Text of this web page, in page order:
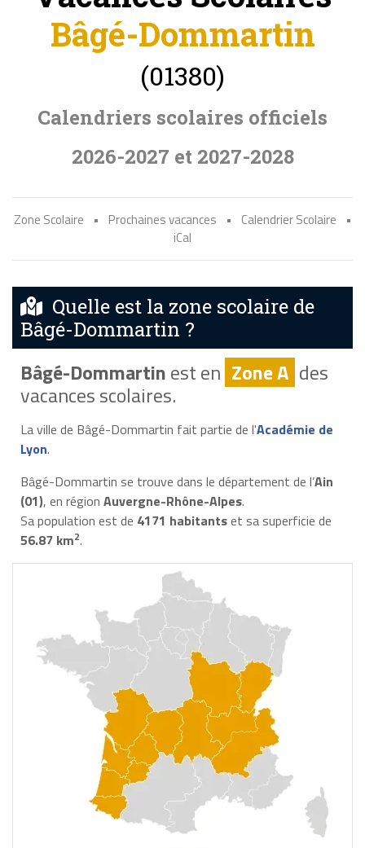
Bâgé-Dommartin
(01380)
Calendriers scolaires officiels
2026-2027 et 2027-2028
Zone Scolaire • Prochaines vacances • Calendrier Scolaire
•
iCal
Quelle est la zone scolaire de
Bâgé-Dommartin ?
Bâgé-Dommartinest en Zone A des
vacances scolaires.
La ville de Bâgé-Dommartin fait partie de l'Académie de
Lyon.
Bâgé-Dommartin se trouve dans le département de l’Ain
(01), en région Auvergne-Rhône-Alpes.
Sa population est de 4171 habitantset sa superficie de
56.87 km2.